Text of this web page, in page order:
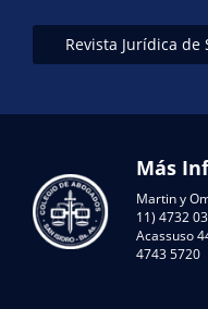
Revista Jurídica de
Más
Martin y
11) 4732
Acassuso
4743 5720